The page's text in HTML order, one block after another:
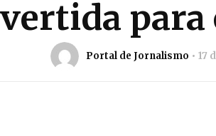
para
Portal de Jornalismo 17